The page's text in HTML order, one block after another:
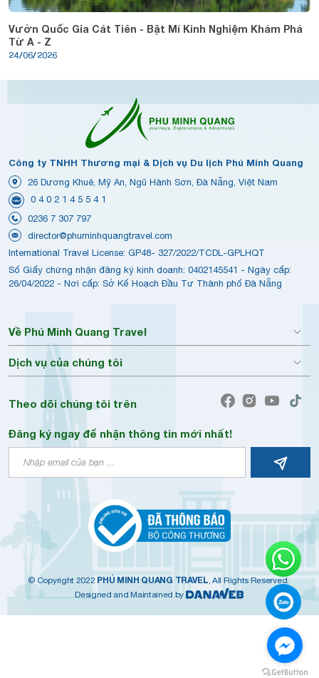
Vườn Quốc Gia Cát Tiên - Bật Mí Kinh Nghiệm Khám Phá
Từ A - Z
24/06/2026
Công ty TNHH Thương mại & Dịch vụ Du lịch Phú Minh Quang
26 Dương Khuê, Mỹ An, Ngũ Hành Sơn, Đà Nẵng, Việt Nam
0 4 0 2 1 4 5 5 4 1
0236 7 307 797
director@phuminhquangtravel.com
International Travel License: GP48- 327/2022/TCDL-GPLHQT
Số Giấy chứng nhận đăng ký kinh doanh: 0402145541 - Ngày cấp:
26/04/2022 - Nơi cấp: Sở Kế Hoạch Đầu Tư Thành phố Đà Nẵng
Về Phú Minh Quang Travel
Dịch vụ của chúng tôi
Theo dõi chúng tôi trên
Đăng ký ngay để nhận thông tin mới nhất!
© Copyright 2022 PHÚ MINH QUANG TRAVEL, All Rights Reserved.
Designed and Maintained by